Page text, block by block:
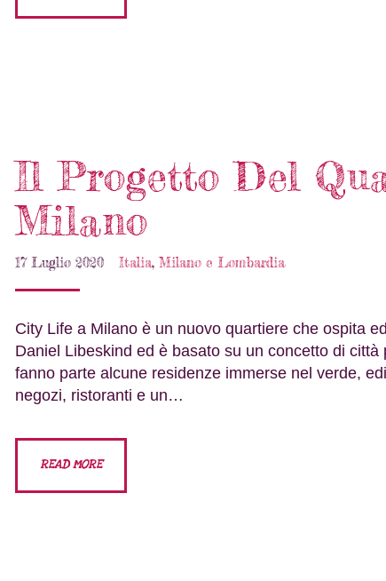
Il Progetto Del
Milano
17 Luglio 2020 Italia, Milano e Lombardia
City Life a Milano è un nuovo quartiere che ospita
Daniel Libeskind ed è basato su un concetto di
fanno parte alcune residenze immerse nel verde,
negozi, ristoranti e un…
READ MORE